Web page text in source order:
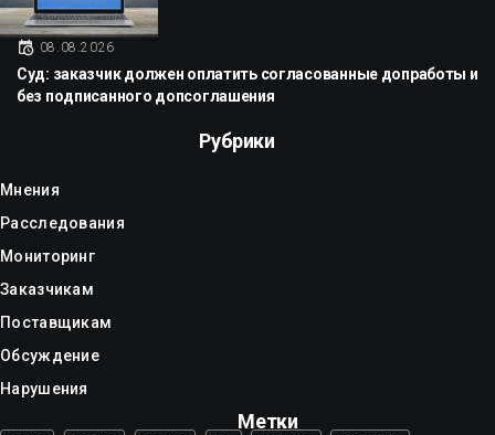
08.08.2026
Суд: заказчик должен оплатить согласованные допработы и
без подписанного допсоглашения
Рубрики
Мнения
Расследования
Мониторинг
Заказчикам
Поставщикам
Обсуждение
Нарушения
Метки